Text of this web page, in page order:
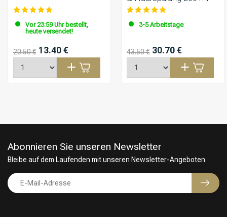
Vor 23:59 Uhr bestellt,
heute versendet!
20.50 € 13.40 €
3-5 Arbeitstage
43.50 € 30.70 €
Abonnieren Sie unseren Newsletter
Bleibe auf dem Laufenden mit unseren Newsletter-Angeboten